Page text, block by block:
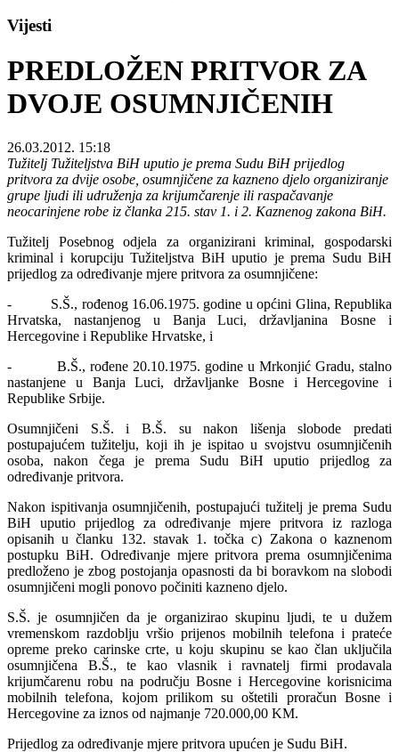
Vijesti
PREDLOŽEN PRITVOR ZA
DVOJE OSUMNJIČENIH
26.03.2012. 15:18
Tužitelj Tužiteljstva BiH uputio je prema Sudu BiH prijedlog
pritvora za dvije osobe, osumnjičene za kazneno djelo organiziranje
grupe ljudi ili udruženja za krijumčarenje ili raspačavanje
neocarinjene robe iz članka 215. stav 1. i 2. Kaznenog zakona BiH.
Tužitelj Posebnog odjela za organizirani kriminal, gospodarski
kriminal i korupciju Tužiteljstva BiH uputio je prema Sudu BiH
prijedlog za određivanje mjere pritvora za osumnjičene:
- S.Š., rođenog 16.06.1975. godine u općini Glina, Republika
Hrvatska, nastanjenog u Banja Luci, državljanina Bosne i
Hercegovine i Republike Hrvatske, i
- B.Š., rođene 20.10.1975. godine u Mrkonjić Gradu, stalno
nastanjene u Banja Luci, državljanke Bosne i Hercegovine i
Republike Srbije.
Osumnjičeni S.Š. i B.Š. su nakon lišenja slobode predati
postupajućem tužitelju, koji ih je ispitao u svojstvu osumnjičenih
osoba, nakon čega je prema Sudu BiH uputio prijedlog za
određivanje pritvora.
Nakon ispitivanja osumnjičenih, postupajući tužitelj je prema Sudu
BiH uputio prijedlog za određivanje mjere pritvora iz razloga
opisanih u članku 132. stavak 1. točka c) Zakona o kaznenom
postupku BiH. Određivanje mjere pritvora prema osumnjičenima
predloženo je zbog postojanja opasnosti da bi boravkom na slobodi
osumnjičeni mogli ponovo počiniti kazneno djelo.
S.Š. je osumnjičen da je organizirao skupinu ljudi, te u dužem
vremenskom razdoblju vršio prijenos mobilnih telefona i prateće
opreme preko carinske crte, u koju skupinu se kao član uključila
osumnjičena B.Š., te kao vlasnik i ravnatelj firmi prodavala
krijumčarenu robu na području Bosne i Hercegovine korisnicima
mobilnih telefona, kojom prilikom su oštetili proračun Bosne i
Hercegovine za iznos od najmanje 720.000,00 KM.
Prijedlog za određivanje mjere pritvora upućen je Sudu BiH.